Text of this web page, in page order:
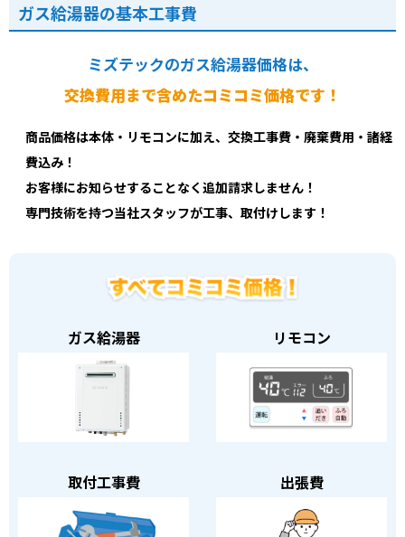
ガス給湯器の基本工事費
ミズテックのガス給湯器価格は、
交換費用まで含めたコミコミ価格です！
商品価格は本体・リモコンに加え、交換工事費・廃棄費用・諸経
費込み！
お客様にお知らせすることなく追加請求しません！
専門技術を持つ当社スタッフが工事、取付けします！
ガス給湯器 リモコン
取付工事費 出張費